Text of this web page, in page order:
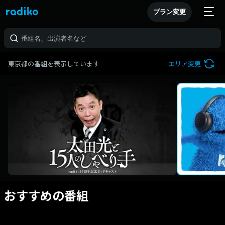
プラン変更
東京都の番組を表示しています エリア変更
おすすめの番組